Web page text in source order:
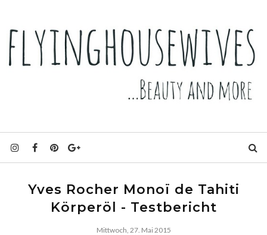
Yves Rocher Monoï de Tahiti
Körperöl - Testbericht
Mittwoch, 27. Mai 2015